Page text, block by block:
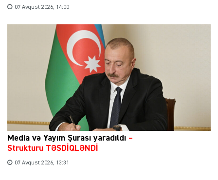
07 Avqust 2026, 14:00
Media və Yayım Şurası yaradıldı –
Strukturu TƏSDİQLƏNDİ
07 Avqust 2026, 13:31